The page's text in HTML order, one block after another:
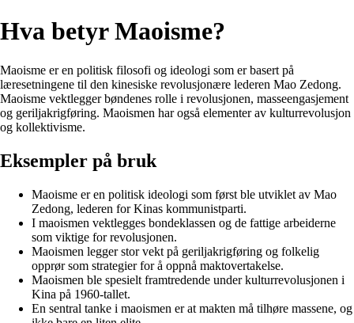
Hva betyr Maoisme?
Maoisme er en politisk filosofi og ideologi som er basert på
læresetningene til den kinesiske revolusjonære lederen Mao Zedong.
Maoisme vektlegger bøndenes rolle i revolusjonen, masseengasjement
og geriljakrigføring. Maoismen har også elementer av kulturrevolusjon
og kollektivisme.
Eksempler på bruk
Maoisme er en politisk ideologi som først ble utviklet av Mao
Zedong, lederen for Kinas kommunistparti.
I maoismen vektlegges bondeklassen og de fattige arbeiderne
som viktige for revolusjonen.
Maoismen legger stor vekt på geriljakrigføring og folkelig
opprør som strategier for å oppnå maktovertakelse.
Maoismen ble spesielt framtredende under kulturrevolusjonen i
Kina på 1960-tallet.
En sentral tanke i maoismen er at makten må tilhøre massene, og